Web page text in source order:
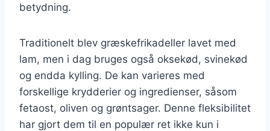
betydning.
Traditionelt blev græskefrikadeller lavet med
lam, men i dag bruges også oksekød, svinekød
og endda kylling. De kan varieres med
forskellige krydderier og ingredienser, såsom
fetaost, oliven og grøntsager. Denne fleksibilitet
har gjort dem til en populær ret ikke kun i